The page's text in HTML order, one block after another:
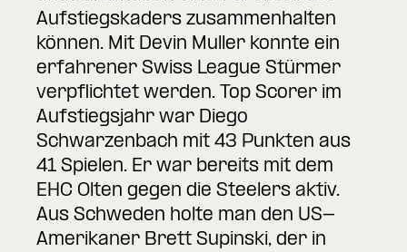
Aufstiegskaders zusammenhalten
können. Mit Devin Muller konnte ein
erfahrener Swiss League Stürmer
verpflichtet werden. Top Scorer im
Aufstiegsjahr war Diego
Schwarzenbach mit 43 Punkten aus
41 Spielen. Er war bereits mit dem
EHC Olten gegen die Steelers aktiv.
Aus Schweden holte man den US-
Amerikaner Brett Supinski, der in